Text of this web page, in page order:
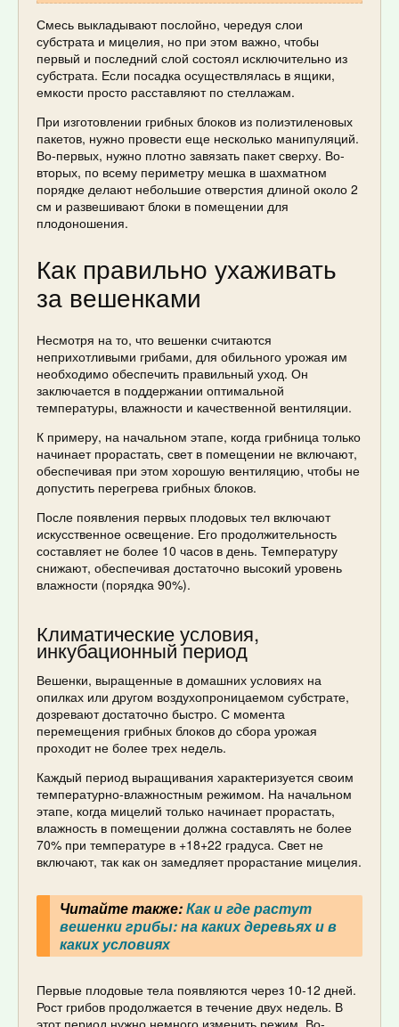
Смесь выкладывают послойно, чередуя слои
субстрата и мицелия, но при этом важно, чтобы
первый и последний слой состоял исключительно из
субстрата. Если посадка осуществлялась в ящики,
емкости просто расставляют по стеллажам.
При изготовлении грибных блоков из полиэтиленовых
пакетов, нужно провести еще несколько манипуляций.
Во-первых, нужно плотно завязать пакет сверху. Во-
вторых, по всему периметру мешка в шахматном
порядке делают небольшие отверстия длиной около 2
см и развешивают блоки в помещении для
плодоношения.
Как правильно ухаживать
за вешенками
Несмотря на то, что вешенки считаются
неприхотливыми грибами, для обильного урожая им
необходимо обеспечить правильный уход. Он
заключается в поддержании оптимальной
температуры, влажности и качественной вентиляции.
К примеру, на начальном этапе, когда грибница только
начинает прорастать, свет в помещении не включают,
обеспечивая при этом хорошую вентиляцию, чтобы не
допустить перегрева грибных блоков.
После появления первых плодовых тел включают
искусственное освещение. Его продолжительность
составляет не более 10 часов в день. Температуру
снижают, обеспечивая достаточно высокий уровень
влажности (порядка 90%).
Климатические условия,
инкубационный период
Вешенки, выращенные в домашних условиях на
опилках или другом воздухопроницаемом субстрате,
дозревают достаточно быстро. С момента
перемещения грибных блоков до сбора урожая
проходит не более трех недель.
Каждый период выращивания характеризуется своим
температурно-влажностным режимом. На начальном
этапе, когда мицелий только начинает прорастать,
влажность в помещении должна составлять не более
70% при температуре в +18+22 градуса. Свет не
включают, так как он замедляет прорастание мицелия.
Читайте также:Как и где растут
вешенки грибы: на каких деревьях и в
каких условиях
Первые плодовые тела появляются через 10-12 дней.
Рост грибов продолжается в течение двух недель. В
этот период нужно немного изменить режим. Во-